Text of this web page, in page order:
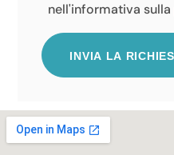
nell'informativa sulla